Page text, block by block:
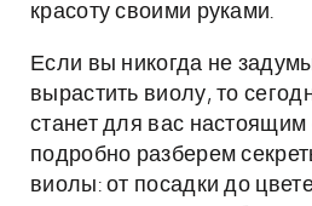
красоту своими руками.
Если вы никогда не
вырастить виолу, то
станет для вас
подробно разберем
виолы: от посадки до